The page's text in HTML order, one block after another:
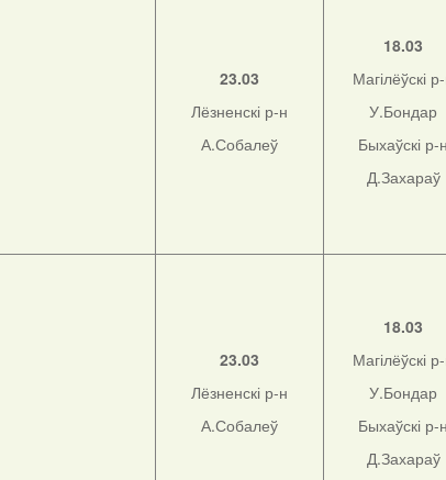
23.03
Лёзненскі р-н
А.Собалеў
18.03
Магілёўскі
У.Бондар
Быхаўскі р-
Д.Захараў
23.03
Лёзненскі р-н
А.Собалеў
18.03
Магілёўскі
У.Бондар
Быхаўскі р-
Д.Захараў